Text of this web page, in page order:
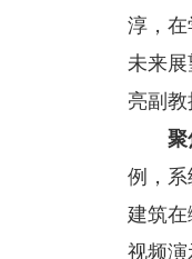
淳，
未来
亮副
聚
例，
建筑
视频